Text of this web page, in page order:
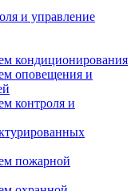
и управление
кондиционирования
оповещения и
контроля и
пожарной